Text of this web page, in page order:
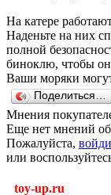
На катере
Наденьте на них
полной
биноклю, чтобы
Ваши моряки
Поделиться…
Мнения
Еще нет мнений об
Пожалуйста,
или
toy-up.ru